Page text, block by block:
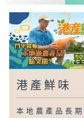
港產鮮味
本地農產品長期